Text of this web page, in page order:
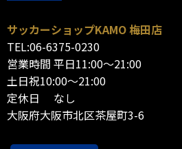
サッカーショップKAMO 梅田店
TEL:06-6375-0230
営業時間 平日11:00～21:00
土日祝10:00～21:00
定休日 なし
大阪府大阪市北区茶屋町3-6